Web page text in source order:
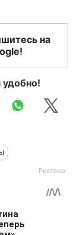
на
удобно!